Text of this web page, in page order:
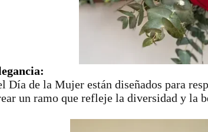
Día de la Mujer están diseñados para
un ramo que refleje la diversidad y la